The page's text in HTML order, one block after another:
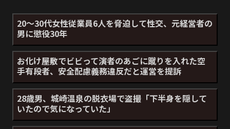
20～30代女性従業員6人を脅迫して性交、元経営者の
男に懲役30年
お化け屋敷でビビって演者のあごに蹴りを入れた空
手有段者、安全配慮義務違反だと運営を提訴
28歳男、城崎温泉の脱衣場で盗撮「下半身を隠して
いたので気になっていた」